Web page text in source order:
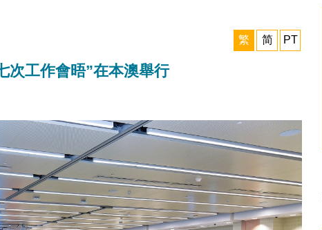
繁 简 PT
次工作會晤”在本澳舉行